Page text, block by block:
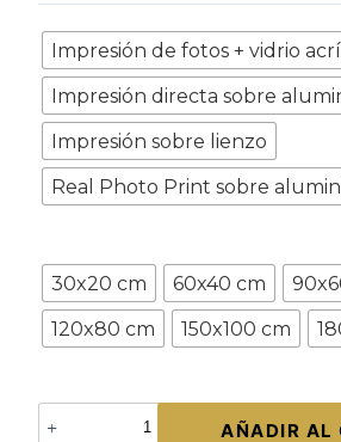
Impresión de fotos + vidrio
Impresión directa sobre
Impresión sobre lienzo
Real Photo Print sobre
30x20 cm
60x40 cm
120x80 cm
150x100 cm
de
AÑADIR AL